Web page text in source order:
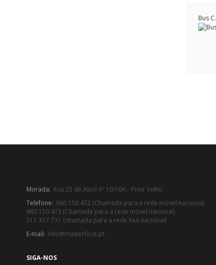
Bus C.
Morada: Rua 25 de Abril nº 10/10A - Prior Velho
Telefone: 960 150 472 (Chamada para a rede móvel nacional)
960 150 473 (Chamada para a rede móvel nacional)
211 317 731 (chamada para a rede fixa nacional)
E-mail: info@masterfoot.pt
SIGA-NOS